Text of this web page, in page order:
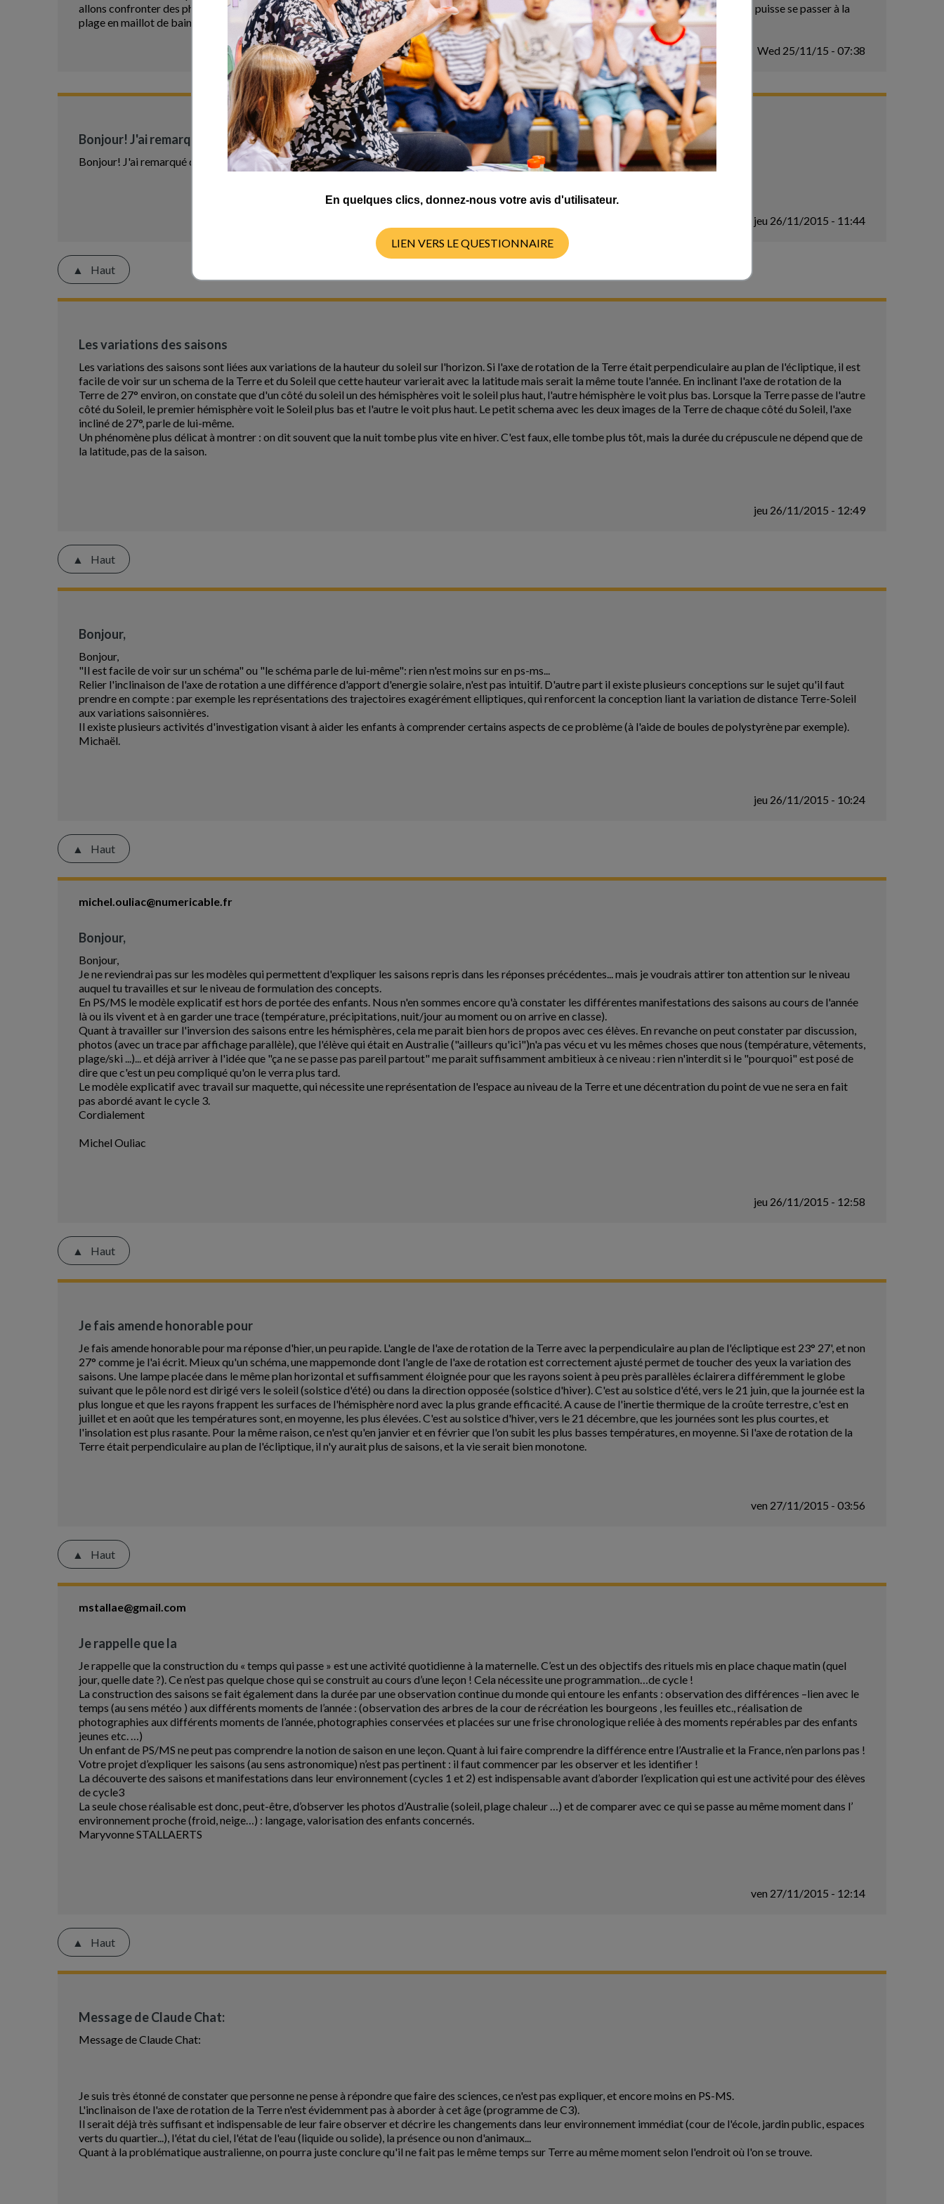
allons confronter des photos de situations parlantes prise à la même date dans les 2 continents. Mais comment expliquer aux enfants que Noël puisse se passer à la
plage en maillot de bain alors que nous serons sous la neige en montagne au même moment ?
Wed 25/11/15 - 07:38
Bonjour! J'ai remarqué que la
Bonjour! J'ai remarqué que la question a déjà été abordée ici :http://www.fondation-lamap.org/fr/topic/12380
jeu 26/11/2015 - 11:44
Haut
Les variations des saisons
Les variations des saisons sont liées aux variations de la hauteur du soleil sur l'horizon. Si l'axe de rotation de la Terre était perpendiculaire au plan de l'écliptique, il est
facile de voir sur un schema de la Terre et du Soleil que cette hauteur varierait avec la latitude mais serait la même toute l'année. En inclinant l'axe de rotation de la
Terre de 27° environ, on constate que d'un côté du soleil un des hémisphères voit le soleil plus haut, l'autre hémisphère le voit plus bas. Lorsque la Terre passe de l'autre
côté du Soleil, le premier hémisphère voit le Soleil plus bas et l'autre le voit plus haut. Le petit schema avec les deux images de la Terre de chaque côté du Soleil, l'axe
incliné de 27°, parle de lui-même.
Un phénomène plus délicat à montrer : on dit souvent que la nuit tombe plus vite en hiver. C'est faux, elle tombe plus tôt, mais la durée du crépuscule ne dépend que de
la latitude, pas de la saison.
jeu 26/11/2015 - 12:49
Haut
Bonjour,
Bonjour,
"Il est facile de voir sur un schéma" ou "le schéma parle de lui-même": rien n'est moins sur en ps-ms...
Relier l'inclinaison de l'axe de rotation a une différence d'apport d'energie solaire, n'est pas intuitif. D'autre part il existe plusieurs conceptions sur le sujet qu'il faut
prendre en compte : par exemple les représentations des trajectoires exagérément elliptiques, qui renforcent la conception liant la variation de distance Terre-Soleil
aux variations saisonnières.
Il existe plusieurs activités d'investigation visant à aider les enfants à comprender certains aspects de ce problème (à l'aide de boules de polystyrène par exemple).
Michaël.
jeu 26/11/2015 - 10:24
Haut
michel.ouliac@numericable.fr
Bonjour,
Bonjour,
Je ne reviendrai pas sur les modèles qui permettent d'expliquer les saisons repris dans les réponses précédentes... mais je voudrais attirer ton attention sur le niveau
auquel tu travailles et sur le niveau de formulation des concepts.
En PS/MS le modèle explicatif est hors de portée des enfants. Nous n'en sommes encore qu'à constater les différentes manifestations des saisons au cours de l'année
là ou ils vivent et à en garder une trace (température, précipitations, nuit/jour au moment ou on arrive en classe).
Quant à travailler sur l'inversion des saisons entre les hémisphères, cela me parait bien hors de propos avec ces élèves. En revanche on peut constater par discussion,
photos (avec un trace par affichage parallèle), que l'élève qui était en Australie ("ailleurs qu'ici")n'a pas vécu et vu les mêmes choses que nous (température, vêtements,
plage/ski ...)... et déjà arriver à l'idée que "ça ne se passe pas pareil partout" me parait suffisamment ambitieux à ce niveau : rien n'interdit si le "pourquoi" est posé de
dire que c'est un peu compliqué qu'on le verra plus tard.
Le modèle explicatif avec travail sur maquette, qui nécessite une représentation de l'espace au niveau de la Terre et une décentration du point de vue ne sera en fait
pas abordé avant le cycle 3.
Cordialement
Michel Ouliac
jeu 26/11/2015 - 12:58
Haut
Je fais amende honorable pour
Je fais amende honorable pour ma réponse d'hier, un peu rapide. L'angle de l'axe de rotation de la Terre avec la perpendiculaire au plan de l'écliptique est 23° 27', et non
27° comme je l'ai écrit. Mieux qu'un schéma, une mappemonde dont l'angle de l'axe de rotation est correctement ajusté permet de toucher des yeux la variation des
saisons. Une lampe placée dans le même plan horizontal et suffisamment éloignée pour que les rayons soient à peu près parallèles éclairera différemment le globe
suivant que le pôle nord est dirigé vers le soleil (solstice d'été) ou dans la direction opposée (solstice d'hiver). C'est au solstice d'été, vers le 21 juin, que la journée est la
plus longue et que les rayons frappent les surfaces de l'hémisphère nord avec la plus grande efficacité. A cause de l'inertie thermique de la croûte terrestre, c'est en
juillet et en août que les températures sont, en moyenne, les plus élevées. C'est au solstice d'hiver, vers le 21 décembre, que les journées sont les plus courtes, et
l'insolation est plus rasante. Pour la même raison, ce n'est qu'en janvier et en février que l'on subit les plus basses températures, en moyenne. Si l'axe de rotation de la
Terre était perpendiculaire au plan de l'écliptique, il n'y aurait plus de saisons, et la vie serait bien monotone.
ven 27/11/2015 - 03:56
Haut
mstallae@gmail.com
Je rappelle que la
Je rappelle que la construction du « temps qui passe » est une activité quotidienne à la maternelle. C’est un des objectifs des rituels mis en place chaque matin (quel
jour, quelle date ?). Ce n’est pas quelque chose qui se construit au cours d’une leçon ! Cela nécessite une programmation…de cycle !
La construction des saisons se fait également dans la durée par une observation continue du monde qui entoure les enfants : observation des différences –lien avec le
temps (au sens météo ) aux différents moments de l’année : (observation des arbres de la cour de récréation les bourgeons , les feuilles etc., réalisation de
photographies aux différents moments de l’année, photographies conservées et placées sur une frise chronologique reliée à des moments repérables par des enfants
jeunes etc. …)
Un enfant de PS/MS ne peut pas comprendre la notion de saison en une leçon. Quant à lui faire comprendre la différence entre l’Australie et la France, n’en parlons pas !
Votre projet d’expliquer les saisons (au sens astronomique) n’est pas pertinent : il faut commencer par les observer et les identifier !
La découverte des saisons et manifestations dans leur environnement (cycles 1 et 2) est indispensable avant d’aborder l’explication qui est une activité pour des élèves
de cycle3
La seule chose réalisable est donc, peut-être, d’observer les photos d’Australie (soleil, plage chaleur …) et de comparer avec ce qui se passe au même moment dans l’
environnement proche (froid, neige…) : langage, valorisation des enfants concernés.
Maryvonne STALLAERTS
ven 27/11/2015 - 12:14
Haut
Message de Claude Chat:
Message de Claude Chat:
Je suis très étonné de constater que personne ne pense à répondre que faire des sciences, ce n'est pas expliquer, et encore moins en PS-MS.
L'inclinaison de l'axe de rotation de la Terre n'est évidemment pas à aborder à cet âge (programme de C3).
Il serait déjà très suffisant et indispensable de leur faire observer et décrire les changements dans leur environnement immédiat (cour de l'école, jardin public, espaces
verts du quartier...), l'état du ciel, l'état de l'eau (liquide ou solide), la présence ou non d'animaux...
Quant à la problématique australienne, on pourra juste conclure qu'il ne fait pas le même temps sur Terre au même moment selon l'endroit où l'on se trouve.
En quelques clics, donnez-nous votre avis d'utilisateur.
LIEN VERS LE QUESTIONNAIRE